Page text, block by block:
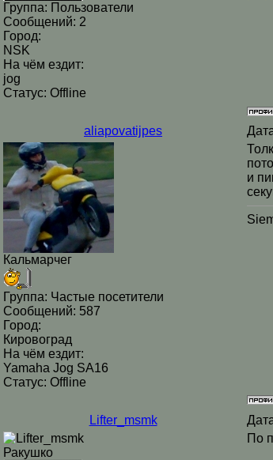
Группа: Пользователи
Сообщений: 2
Город:
NSK
На чём ездит:
jog
Статус: Offline
aliapovatijpes
Кальмарчег
Группа: Частые посетители
Сообщений: 587
Город:
Кировоград
На чём ездит:
Yamaha Jog SA16
Статус: Offline
и
Lifter_msmk
Ракушко
По